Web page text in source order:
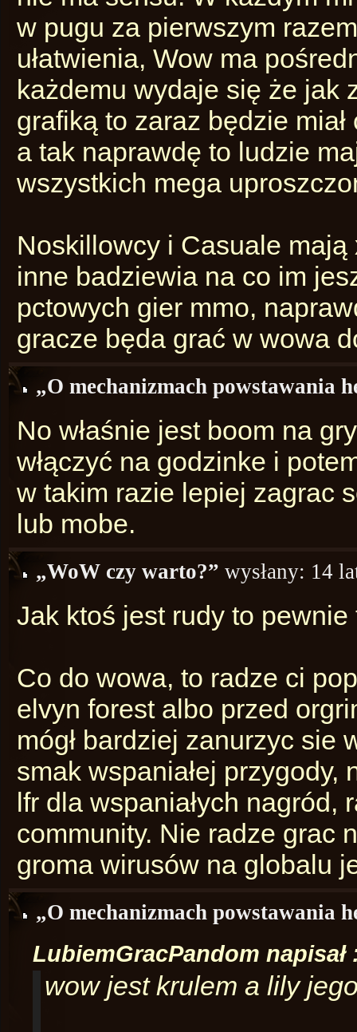
w pugu za pierwszym
ułatwienia, Wow ma
każdemu wydaje się że jak
grafiką to zaraz będzie
a tak naprawdę to ludzie
wszystkich mega
Noskillowcy i Casuale
inne badziewia na co im
pctowych gier mmo,
gracze będa grać w wowa
„O mechanizmach powstawania
No właśnie jest boom na
włączyć na godzinke i
w takim razie lepiej zagrac
lub mobe.
„WoW czy warto?” wysłany: 14
Jak ktoś jest rudy to pewnie
Co do wowa, to radze ci
elvyn forest albo przed
mógł bardziej zanurzyc sie
smak wspaniałej
lfr dla wspaniałych nagród,
community. Nie radze grac
groma wirusów na globalu
„O mechanizmach powstawania
LubiemGracPandom napisał
wow jest krulem a lily